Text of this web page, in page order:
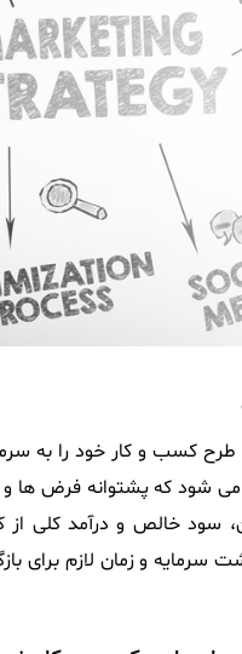
کسب و کار خود را به
می شود که پشتوانه فرض ها
سود خالص و درآمد کلی
سرمایه و زمان لازم برای